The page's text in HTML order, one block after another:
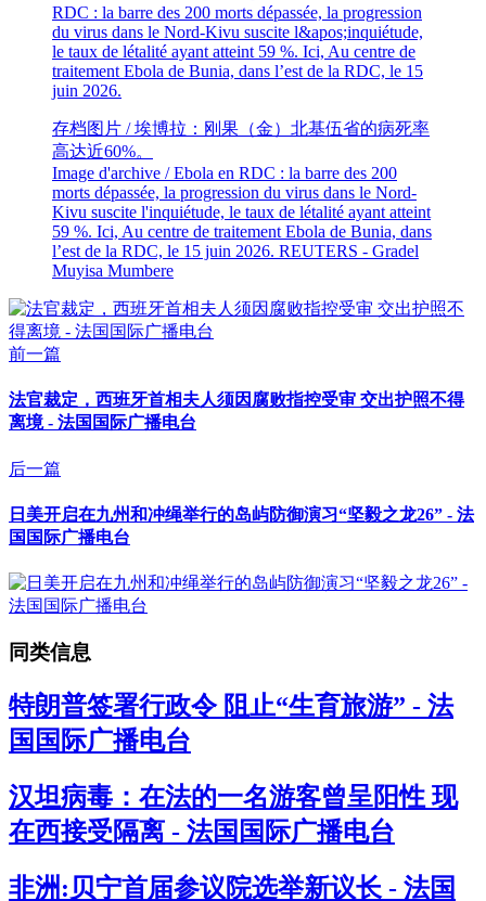
存档图片 / 埃博拉：刚果（金）北基伍省的病死率
高达近60%。
Image d'archive / Ebola en RDC : la barre des 200
morts dépassée, la progression du virus dans le Nord-
Kivu suscite l'inquiétude, le taux de létalité ayant atteint
59 %. Ici, Au centre de traitement Ebola de Bunia, dans
l’est de la RDC, le 15 juin 2026. REUTERS - Gradel
Muyisa Mumbere
前一篇
法官裁定，西班牙首相夫人须因腐败指控受审 交出护照不得
离境 - 法国国际广播电台
后一篇
日美开启在九州和冲绳举行的岛屿防御演习“坚毅之龙26” - 法
国国际广播电台
同类信息
特朗普签署行政令 阻止“生育旅游” - 法
国国际广播电台
汉坦病毒：在法的一名游客曾呈阳性 现
在西接受隔离 - 法国国际广播电台
非洲:贝宁首届参议院选举新议长 - 法国